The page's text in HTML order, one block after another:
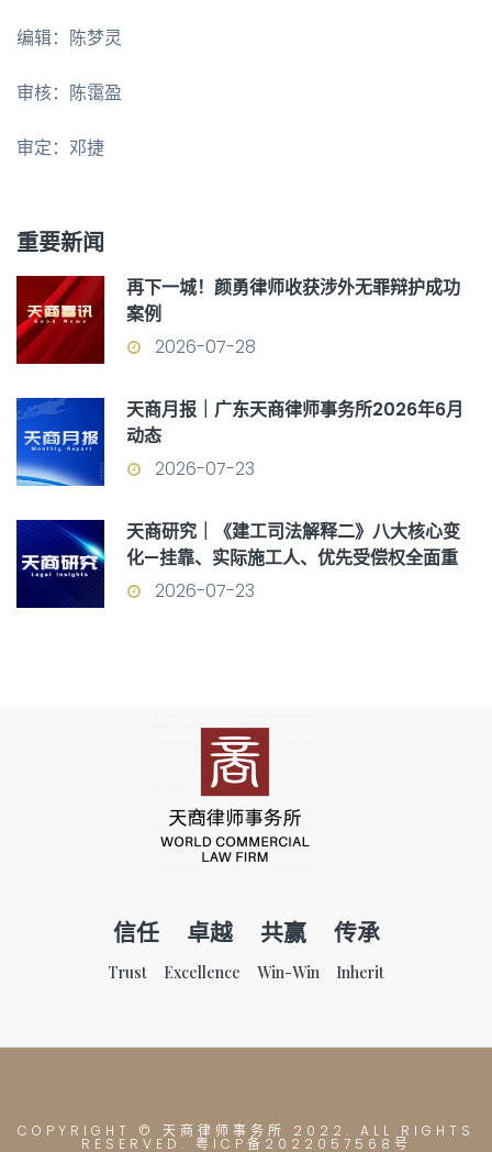
编辑：陈梦灵
审核：陈霭盈
审定：邓捷
重要新闻
再下一城！颜勇律师收获涉外无罪辩护成功
案例
2026-07-28
天商月报｜广东天商律师事务所2026年6月
动态
2026-07-23
天商研究｜《建工司法解释二》八大核心变
化—挂靠、实际施工人、优先受偿权全面重
构
2026-07-23
信任 卓越 共赢 传承
Trust Excellence Win-Win Inherit
COPYRIGHT © 天商律师事务所 2022. ALL RIGHTS
RESERVED. 粤ICP备2022057568号